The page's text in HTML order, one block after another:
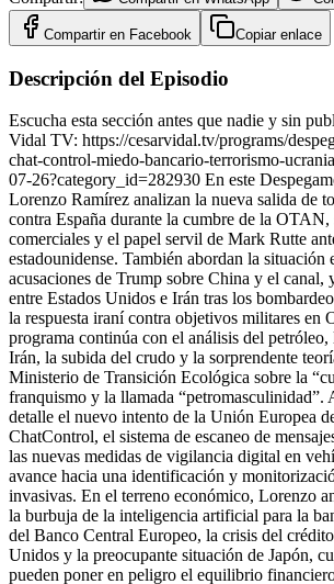
Compartir en Facebook Copiar enlace
Descripción del Episodio
Escucha esta sección antes que nadie y sin
Vidal TV: https://cesarvidal.tv/programs/
chat-control-miedo-bancario-terrorismo-
07-26?category_id=282930 En este
Lorenzo Ramírez analizan la nueva salida de
contra España durante la cumbre de la OTAN,
comerciales y el papel servil de Mark Rutte
estadounidense. También abordan la situación
acusaciones de Trump sobre China y el canal,
entre Estados Unidos e Irán tras los
la respuesta iraní contra objetivos militares en
programa continúa con el análisis del petróleo,
Irán, la subida del crudo y la sorprendente
Ministerio de Transición Ecológica sobre la
franquismo y la llamada “petromasculinidad”.
detalle el nuevo intento de la Unión Europea
ChatControl, el sistema de escaneo de
las nuevas medidas de vigilancia digital en
avance hacia una identificación y
invasivas. En el terreno económico, Lorenzo
la burbuja de la inteligencia artificial para la
del Banco Central Europeo, la crisis del
Unidos y la preocupante situación de Japón,
pueden poner en peligro el equilibrio